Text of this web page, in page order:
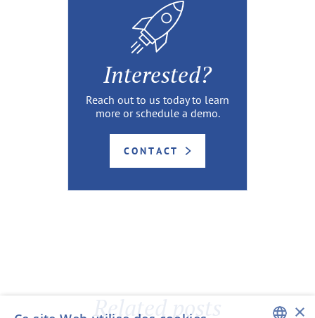
Interested?
Reach out to us today to learn
more or schedule a demo.
CONTACT
Related posts ×